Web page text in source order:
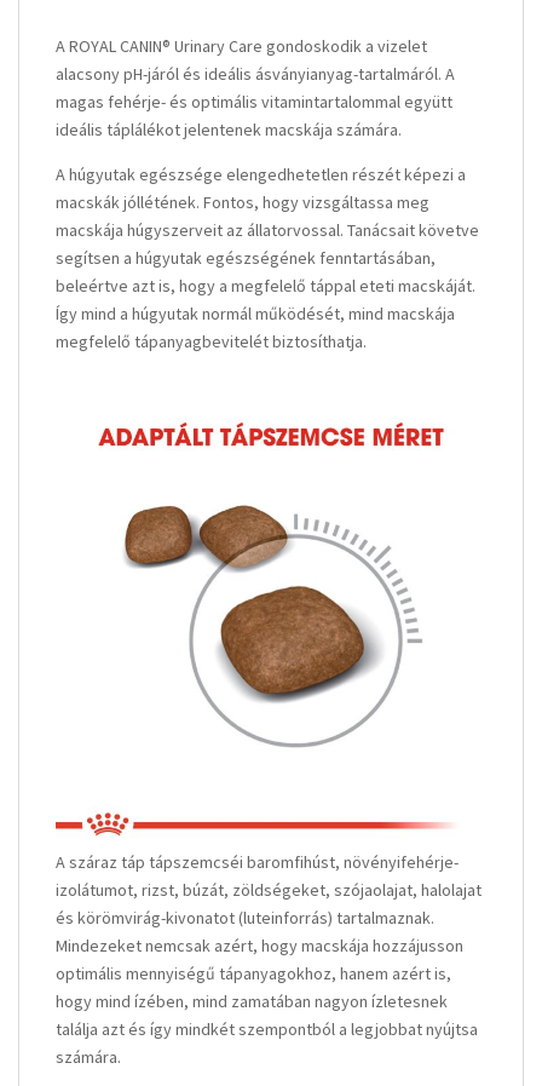
AROYAL CANIN® Urinary Care gondoskodik a vizelet
alacsony pH-járól és ideális ásványianyag-tartalmáról. A
magas fehérje- és optimális vitamintartalommal együtt
ideális táplálékot jelentenek macskája számára.
A húgyutak egészsége elengedhetetlen részét képezi a
macskák jóllétének. Fontos, hogy vizsgáltassa meg
macskája húgyszerveit az állatorvossal. Tanácsait követve
segítsen a húgyutak egészségének fenntartásában,
beleértve azt is, hogy a megfelelő táppal eteti macskáját.
Így mind a húgyutak normál működését, mind macskája
megfelelő tápanyagbevitelét biztosíthatja.
A száraz táp tápszemcséi baromfihúst, növényifehérje-
izolátumot, rizst, búzát, zöldségeket, szójaolajat, halolajat
és körömvirág-kivonatot (luteinforrás) tartalmaznak.
Mindezeket nemcsak azért, hogy macskája hozzájusson
optimális mennyiségű tápanyagokhoz, hanem azért is,
hogy mind ízében, mind zamatában nagyon ízletesnek
találja azt és így mindkét szempontból a legjobbat nyújtsa
számára.